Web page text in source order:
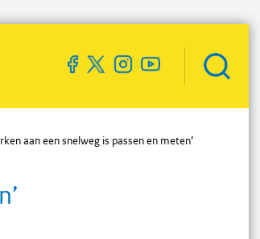
Zoekveld
openen
aan een snelweg is passen en meten’